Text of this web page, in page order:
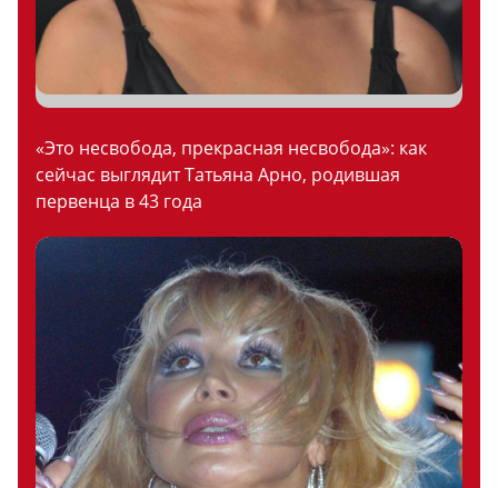
«Это несвобода, прекрасная несвобода»: как
сейчас выглядит Татьяна Арно, родившая
первенца в 43 года